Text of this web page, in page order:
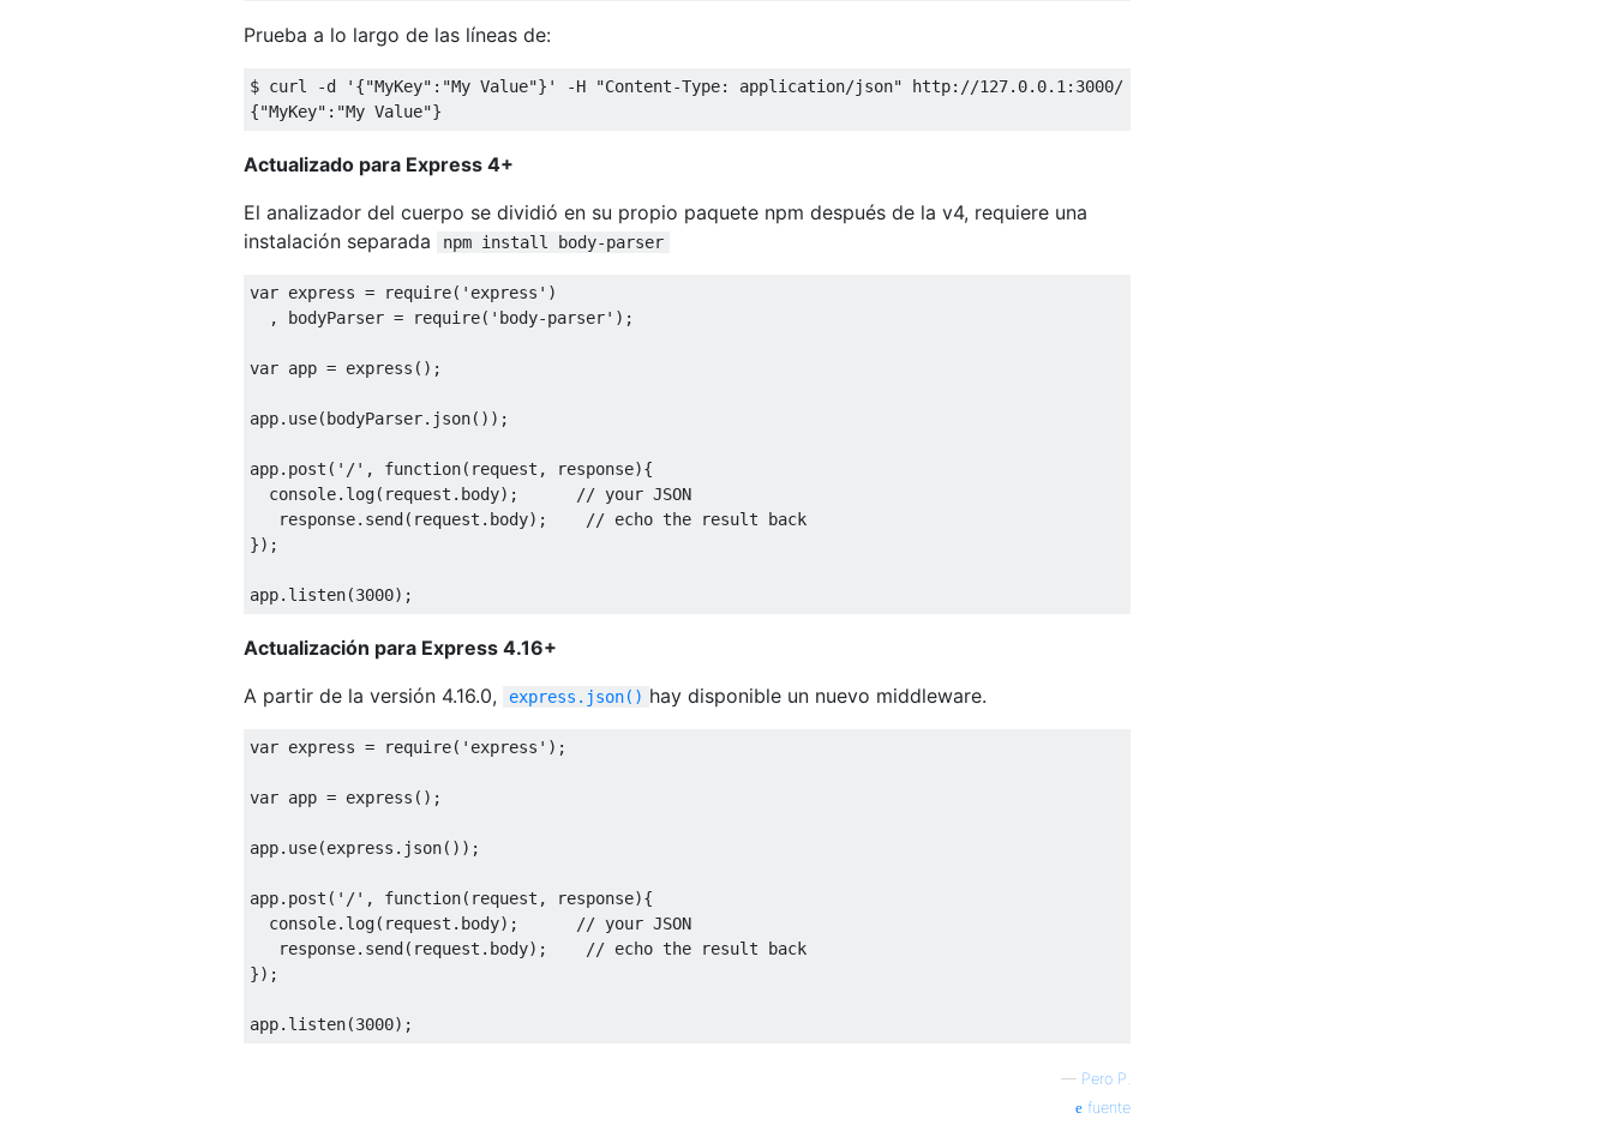
Prueba a lo largo de las líneas de:
$ curl -d '{"MyKey":"My Value"}' -H "Content-Type: application/json" http: //127.0.0.1:3000/
{"MyKey" : "My Value"}
Actualizado para Express 4+
El analizador del cuerpo se dividió en su propio paquete npm después de la v4, requiere una
instalación separada
npm install body-parser
var express = require( 'express' )
,
bodyParser = require( 'body-parser' );
var app = express ();
app. use(bodyParser. json());
app. post ( '/' , function( request , response){
  console
. log( request . body);
// your JSON
   response
. send( request . body);
// echo the result back
});
app. listen(3000);
Actualización para Express 4.16+
A partir de la versión 4.16.0,
express.json() hay disponible un nuevo middleware.
var express = require( 'express' );
var app = express ();
app. use(express . json());
app. post ( '/' , function( request , response){
  console
. log( request . body);
// your JSON
   response
. send( request . body);
// echo the result back
});
app. listen(3000);
— Pero P.
fuente